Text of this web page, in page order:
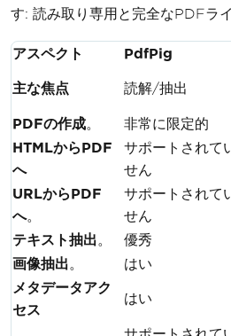
す: 読み取り専用と完全なPDFラ
アスペクト PdfPig
主な焦点 読解/抽出
PDFの作成。 非常に限定的
HTMLからPDF
へ
サポートされて
せん
URLからPDF
へ。
サポートされて
せん
テキスト抽出。 優秀
画像抽出。 はい
メタデータアク
セス
はい